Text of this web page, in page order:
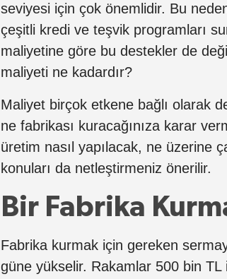
seviyesi için çok önemlidir. Bu
çeşitli kredi ve teşvik programları
maliyetine göre bu destekler de
maliyeti ne kadardır?
Maliyet birçok etkene bağlı olarak
ne fabrikası kuracağınıza karar
üretim nasıl yapılacak, ne üzerine
konuları da netleştirmeniz önerilir.
Bir Fabrika
Fabrika kurmak için gereken
güne yükselir. Rakamlar 500 bin